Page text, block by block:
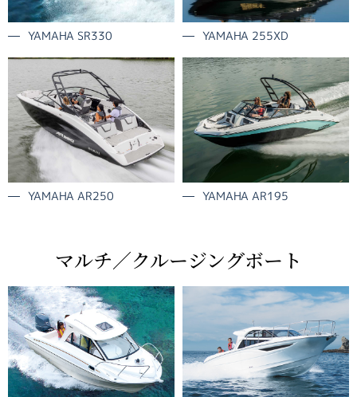
YAMAHA SR330 YAMAHA 255XD
YAMAHA AR250 YAMAHA AR195
マルチ／クルージングボート